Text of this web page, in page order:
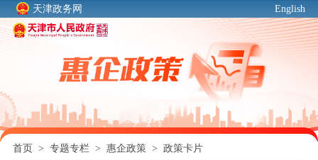
天津政务网 English
首页> 专题专栏> 惠企政策> 政策卡片